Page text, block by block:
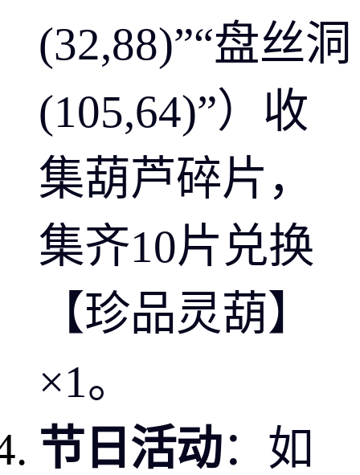
(32,88)”“盘丝洞
(105,64)”）收
集葫芦碎片，
集齐10片兑换
【珍品灵葫】
×1。
节日活动：如